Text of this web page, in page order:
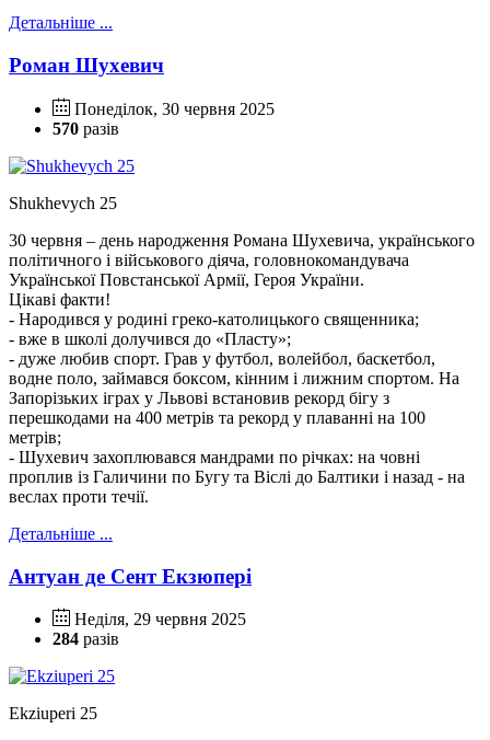
Детальніше ...
Роман Шухевич
Понеділок, 30 червня 2025
570 разів
Shukhevych 25
30 червня – день народження Романа Шухевича, українського
політичного і військового діяча, головнокомандувача
Української Повстанської Армії, Героя України.
Цікаві факти!
- Народився у родині греко-католицького священника;
- вже в школі долучився до «Пласту»;
- дуже любив спорт. Грав у футбол, волейбол, баскетбол,
водне поло, займався боксом, кінним і лижним спортом. На
Запорізьких іграх у Львові встановив рекорд бігу з
перешкодами на 400 метрів та рекорд у плаванні на 100
метрів;
- Шухевич захоплювався мандрами по річках: на човні
проплив із Галичини по Бугу та Віслі до Балтики і назад - на
веслах проти течії.
Детальніше ...
Антуан де Сент Екзюпері
Неділя, 29 червня 2025
284 разів
Ekziuperi 25